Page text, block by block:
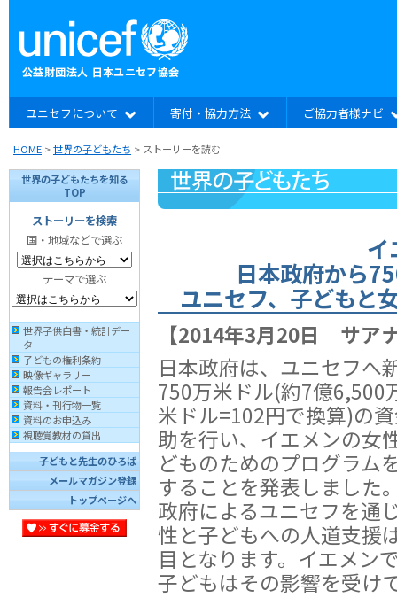
ユニセフについて 寄付・協力方法 ご協力者様ナビ
HOME >世界の子どもたち > ストーリーを読む
世界の子どもたちを知る
TOP
ストーリーを検索
国・地域などで選ぶ
テーマで選ぶ
世界子供白書・統計デー
タ
子どもの権利条約
映像ギャラリー
報告会レポート
資料・刊行物一覧
資料のお申込み
視聴覚教材の貸出
子どもと先生のひろば
メールマガジン登録
トップページへ
イ
日本政府から
ユニセフ、子どもと
【2014年3月20日 サア
日本政府は、ユニセフへ
750万米ドル(約7億6,500
米ドル=102円で換算)の
助を行い、イエメンの女
どものためのプログラム
することを発表しました
政府によるユニセフを通
性と子どもへの人道支援
目となります。イエメン
子どもはその影響を受け